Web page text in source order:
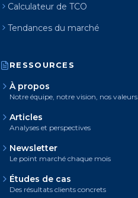
Calculateur de TCO
Tendances du marché
RESSOURCES
À propos
Notre équipe, notre vision, nos valeurs
Articles
Analyses et perspectives
Newsletter
Le point marché chaque mois
Études de cas
Des résultats clients concrets